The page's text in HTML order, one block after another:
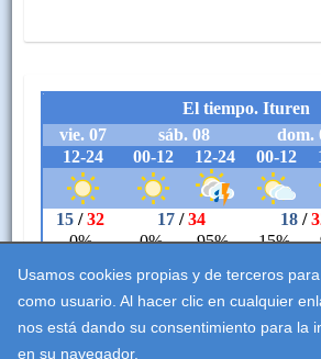
Usamos cookies propias y de terceros
como usuario. Al hacer clic en cualquier
nos está dando su consentimiento para la
en su navegador.